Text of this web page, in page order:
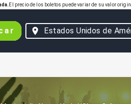
El precio de los boletos puede variar de su valor
Estados Unidos de